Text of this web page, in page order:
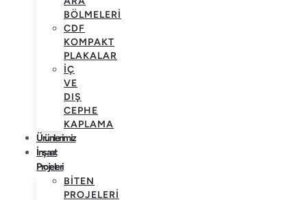
BÖLMELERI
CDF
KOMPAKT
PLAKALAR
İÇ
VE
DIŞ
CEPHE
KAPLAMA
Ürünlerimiz
İnşaat
Projeleri
BITEN
PROJELERI